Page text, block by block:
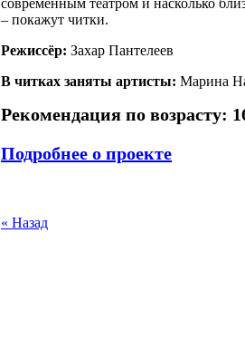
современным театром и насколько
– покажут читки.
Режиссёр: Захар Пантелеев
В читках заняты артисты: Марина
Рекомендация по возрасту:
Подробнее о проекте
« Назад